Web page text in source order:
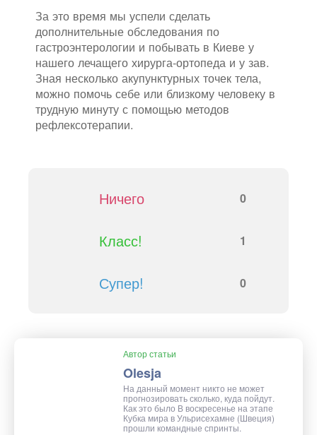
За это время мы успели сделать
дополнительные обследования по
гастроэнтерологии и побывать в Киеве у
нашего лечащего хирурга-ортопеда и у зав.
Зная несколько акупунктурных точек тела,
можно помочь себе или близкому человеку в
трудную минуту с помощью методов
рефлексотерапии.
Ничего 0
Класс! 1
Супер! 0
Автор статьи
Olesja
На данный момент никто не может
прогнозировать сколько, куда пойдут.
Как это было В воскресенье на этапе
Кубка мира в Ульрисехамне (Швеция)
прошли командные спринты.